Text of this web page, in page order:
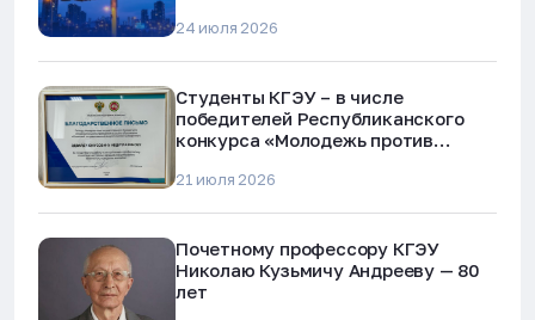
24 июля 2026
Студенты КГЭУ – в числе
победителей Республиканского
конкурса «Молодежь против
мошенничества»
21 июля 2026
Почетному профессору КГЭУ
Николаю Кузьмичу Андрееву — 80
лет